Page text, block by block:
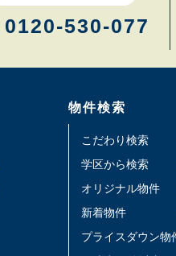
0120-530-077
物件検索
こだわり検索
学区から検索
オリジナル物件
新着物件
プライスダウン物